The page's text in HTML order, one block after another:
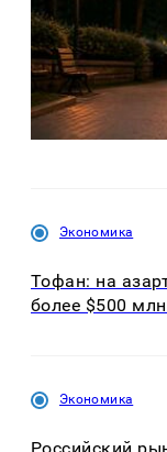
Экономика
Тофан: на
более $500
Экономика